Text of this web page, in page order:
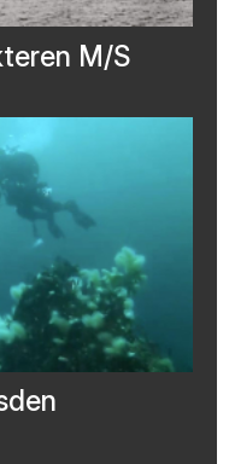
M/S